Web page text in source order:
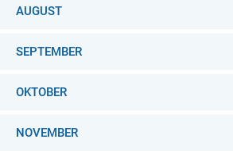
AUGUST
SEPTEMBER
OKTOBER
NOVEMBER